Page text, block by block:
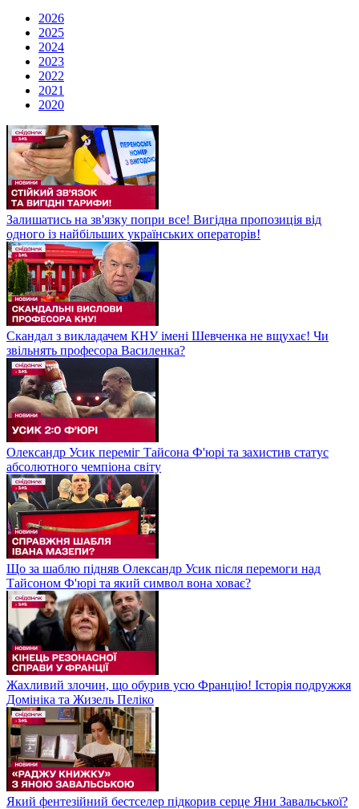
2026
2025
2024
2023
2022
2021
2020
Залишатись на зв'язку попри все! Вигідна пропозиція від
одного із найбільших українських операторів!
Скандал з викладачем КНУ імені Шевченка не вщухає! Чи
звільнять професора Василенка?
Олександр Усик переміг Тайсона Ф'юрі та захистив статус
абсолютного чемпіона світу
Що за шаблю підняв Олександр Усик після перемоги над
Тайсоном Ф'юрі та який символ вона ховає?
Жахливий злочин, що обурив усю Францію! Історія подружжя
Домініка та Жизель Пеліко
Який фентезійний бестселер підкорив серце Яни Завальської?